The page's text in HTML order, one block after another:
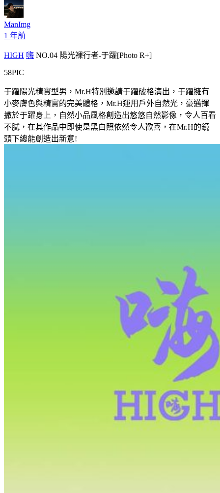
ManImg
1 年前
HIGH 嗨 NO.04 陽光裸行者-于躍[Photo R+]
58PIC
于躍陽光精實型男，Mr.H特別邀請于躍破格演出，于躍擁有
小麥膚色與精實的完美體格，Mr.H運用戶外自然光，豪邁揮
撒於于躍身上，自然小品風格創造出悠悠自然影像，令人百看
不膩，在其作品中即使是黑白照依然令人歡喜，在Mr.H的鏡
頭下總能創造出新意!